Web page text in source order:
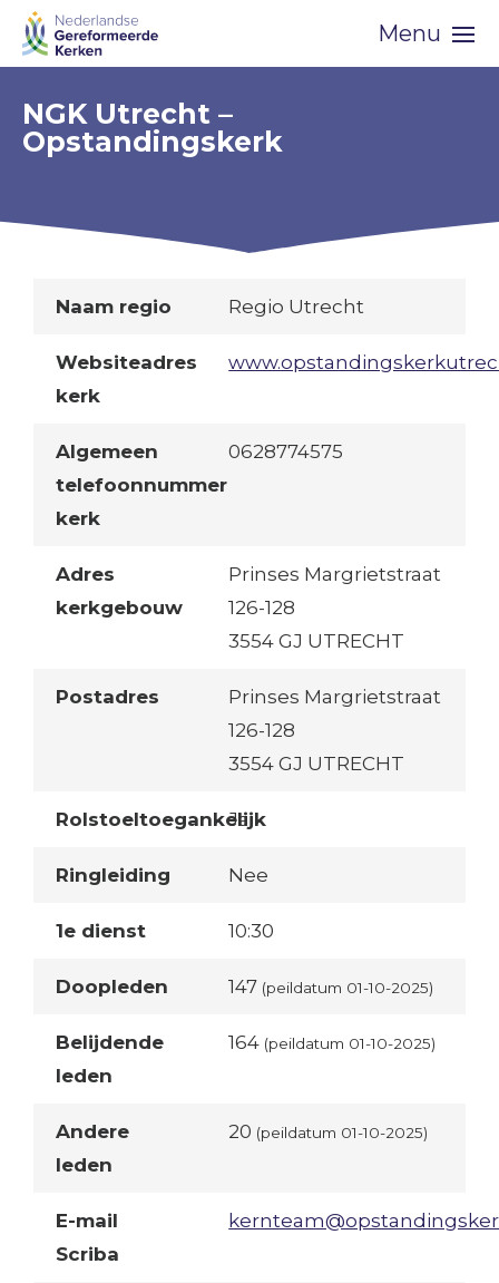
Skip
navigation
Menu
NGK Utrecht –
Opstandingskerk
Naam regio Regio Utrecht
Websiteadres
kerk
Algemeen
telefoonnummer
kerk
0628774575
Adres
kerkgebouw
Prinses Margrietstraat
126-128
3554 GJ UTRECHT
Postadres
Prinses Margrietstraat
126-128
3554 GJ UTRECHT
Rolstoeltoegankelijk
Ja
Ringleiding Nee
1e dienst 10:30
Doopleden 147 (peildatum 01-10-2025)
Belijdende
leden
164 (peildatum 01-10-2025)
Andere
leden
20 (peildatum 01-10-2025)
E-mail
Scriba